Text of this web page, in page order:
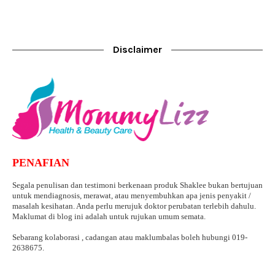
Disclaimer
PENAFIAN
Segala penulisan dan testimoni berkenaan produk Shaklee bukan bertujuan
untuk mendiagnosis, merawat, atau menyembuhkan apa jenis penyakit /
masalah kesihatan. Anda perlu merujuk doktor perubatan terlebih dahulu.
Maklumat di blog ini adalah untuk rujukan umum semata.
Sebarang kolaborasi , cadangan atau maklumbalas boleh hubungi 019-
2638675.